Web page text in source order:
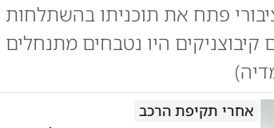
פתח את תוכניתו
היו נטבחים מתנחלים
אחרי תקיפת הרכב